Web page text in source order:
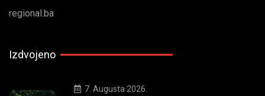
regional.ba
Izdvojeno
7. Augusta 2026.